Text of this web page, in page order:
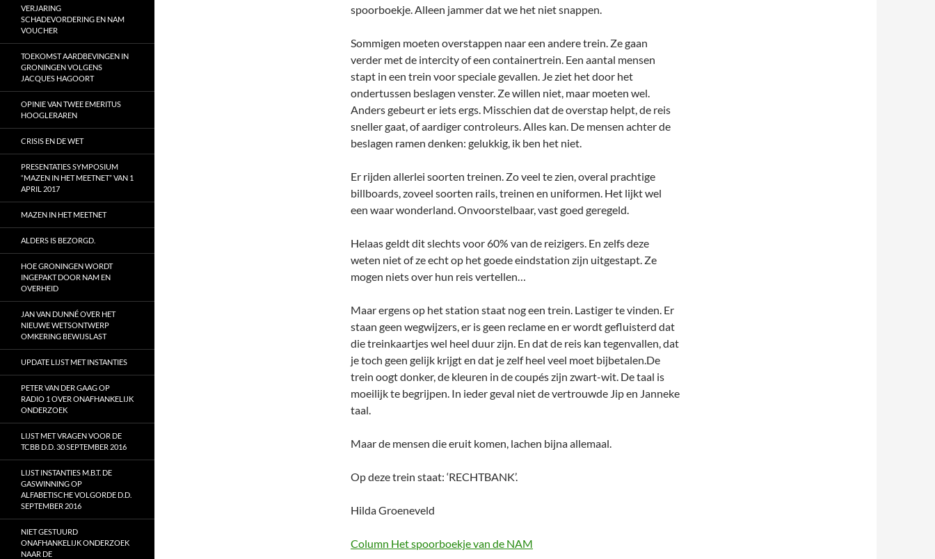
spoorboekje. Alleen jammer dat we het niet snappen.
Sommigen moeten overstappen naar een andere trein. Ze gaan
verder met de intercity of een containertrein. Een aantal mensen
stapt in een trein voor speciale gevallen. Je ziet het door het
ondertussen beslagen venster. Ze willen niet, maar moeten wel.
Anders gebeurt er iets ergs. Misschien dat de overstap helpt, de reis
sneller gaat, of aardiger controleurs. Alles kan. De mensen achter de
beslagen ramen denken: gelukkig, ik ben het niet.
Er rijden allerlei soorten treinen. Zo veel te zien, overal prachtige
billboards, zoveel soorten rails, treinen en uniformen. Het lijkt wel
een waar wonderland. Onvoorstelbaar, vast goed geregeld.
Helaas geldt dit slechts voor 60% van de reizigers. En zelfs deze
weten niet of ze echt op het goede eindstation zijn uitgestapt. Ze
mogen niets over hun reis vertellen…
Maar ergens op het station staat nog een trein. Lastiger te vinden. Er
staan geen wegwijzers, er is geen reclame en er wordt gefluisterd dat
die treinkaartjes wel heel duur zijn. En dat de reis kan tegenvallen, dat
je toch geen gelijk krijgt en dat je zelf heel veel moet bijbetalen.De
trein oogt donker, de kleuren in de coupés zijn zwart-wit. De taal is
moeilijk te begrijpen. In ieder geval niet de vertrouwde Jip en Janneke
taal.
Maar de mensen die eruit komen, lachen bijna allemaal.
Op deze trein staat: ‘RECHTBANK’.
Hilda Groeneveld
Column Het spoorboekje van de NAM
VERJARING
SCHADEVORDERING EN NAM
VOUCHER
TOEKOMST AARDBEVINGEN IN
GRONINGEN VOLGENS
JACQUES HAGOORT
OPINIE VAN TWEE EMERITUS
HOOGLERAREN
CRISIS EN DE WET
PRESENTATIES SYMPOSIUM
“MAZEN IN HET MEETNET” VAN 1
APRIL 2017
MAZEN IN HET MEETNET
ALDERS IS BEZORGD.
HOE GRONINGEN WORDT
INGEPAKT DOOR NAM EN
OVERHEID
JAN VAN DUNNÉ OVER HET
NIEUWE WETSONTWERP
OMKERING BEWIJSLAST
UPDATE LIJST MET INSTANTIES
PETER VAN DER GAAG OP
RADIO 1 OVER ONAFHANKELIJK
ONDERZOEK
LIJST MET VRAGEN VOOR DE
TCBB D.D. 30 SEPTEMBER 2016
LIJST INSTANTIES M.B.T. DE
GASWINNING OP
ALFABETISCHE VOLGORDE D.D.
SEPTEMBER 2016
NIET GESTUURD
ONAFHANKELIJK ONDERZOEK
NAAR DE